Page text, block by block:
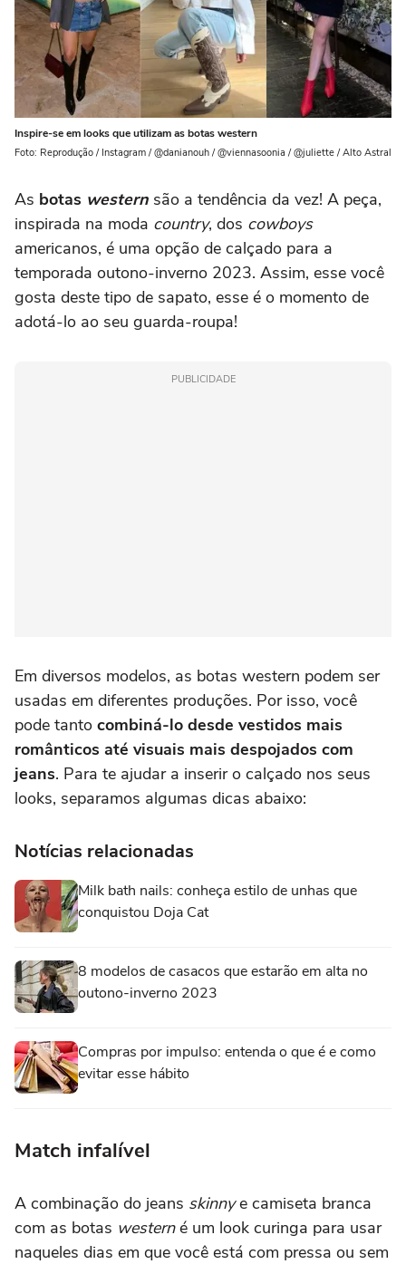
Inspire-se em looks que utilizam as botas western
Foto: Reprodução / Instagram / @danianouh / @viennasoonia / @juliette / Alto Astral
As botas western são a tendência da vez! A peça,
inspirada na moda country, dos cowboys
americanos, é uma opção de calçado para a
temporada outono-inverno 2023. Assim, esse você
gosta deste tipo de sapato, esse é o momento de
adotá-lo ao seu guarda-roupa!
PUBLICIDADE
Em diversos modelos, as botas western podem ser
usadas em diferentes produções. Por isso, você
pode tanto combiná-lo desde vestidos mais
românticos até visuais mais despojados com
jeans. Para te ajudar a inserir o calçado nos seus
looks, separamos algumas dicas abaixo:
Notícias relacionadas
Milk bath nails: conheça estilo de unhas que
conquistou Doja Cat
8 modelos de casacos que estarão em alta no
outono-inverno 2023
Compras por impulso: entenda o que é e como
evitar esse hábito
Match infalível
A combinação do jeans skinnye camiseta branca
com as botas westerné um look curinga para usar
naqueles dias em que você está com pressa ou sem